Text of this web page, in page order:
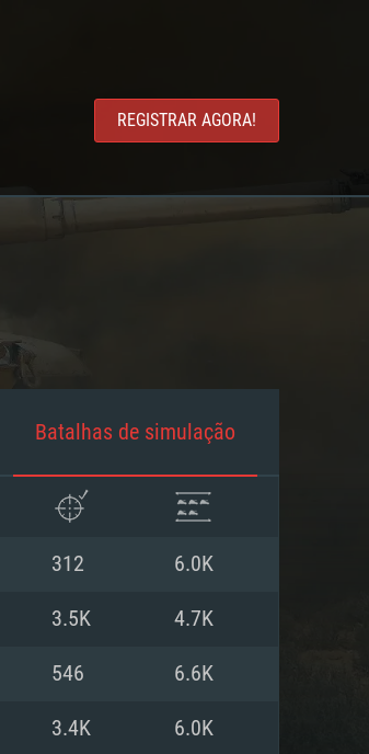
REGISTRAR AGORA!
Batalhas de simulação
312 6.0K
3.5K 4.7K
546 6.6K
3.4K 6.0K